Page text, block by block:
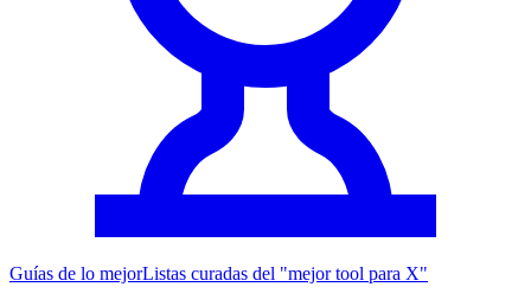
Guías de lo mejorListas curadas del "mejor tool para X"